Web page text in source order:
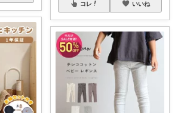
コレ いいね